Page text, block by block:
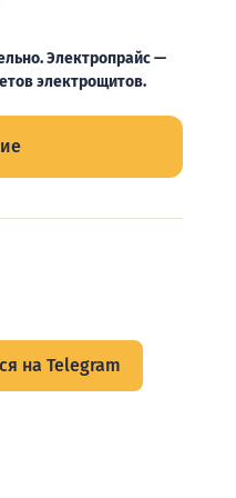
Электропрайс —
электрощитов.
на Telegram